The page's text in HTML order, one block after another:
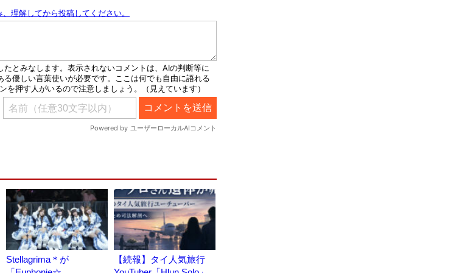
Stellagrima＊が
【続報】タイ人気旅行